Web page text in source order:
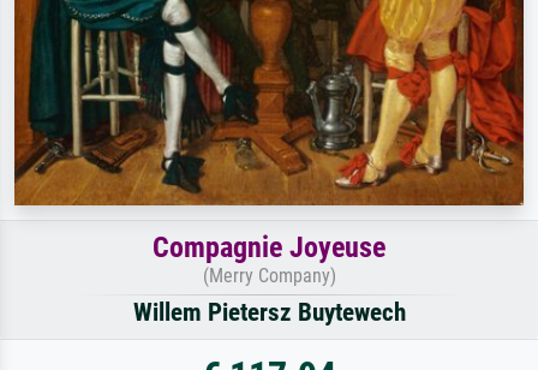
Compagnie Joyeuse
(Merry Company)
Willem Pietersz Buytewech